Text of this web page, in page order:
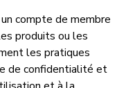
compte de membre
produits ou les
les pratiques
de confidentialité et